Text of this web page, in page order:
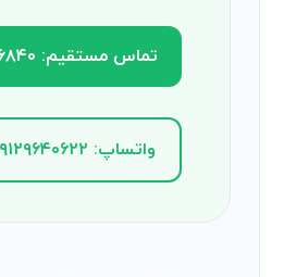
تماس مستقیم: ۰۹۱۲۰۵۶۶۸۴۰
واتساپ: ۰۹۱۲۹۶۴۰۶۲۲